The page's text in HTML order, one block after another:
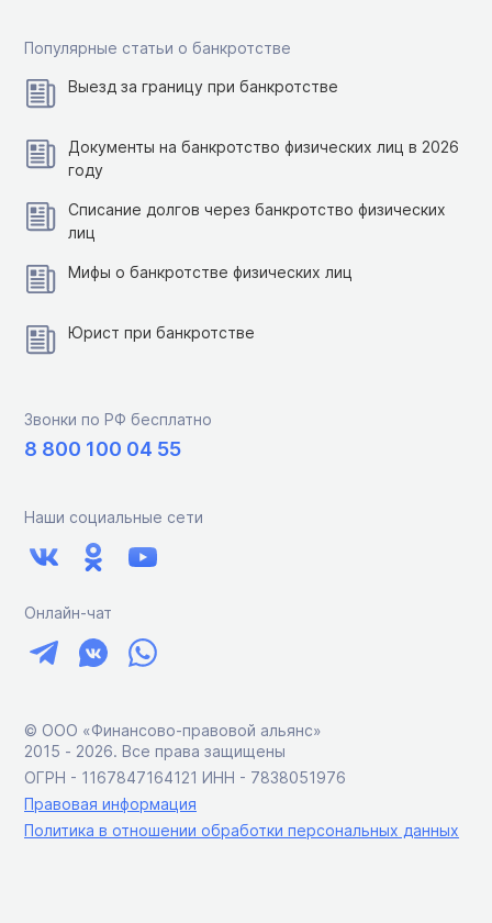
Популярные статьи о банкротстве
Выезд за границу при банкротстве
Документы на банкротство физических лиц в 2026
году
Списание долгов через банкротство физических
лиц
Мифы о банкротстве физических лиц
Юрист при банкротстве
Звонки по РФ бесплатно
8 800 100 04 55
Наши социальные сети
Онлайн-чат
© ООО «Финансово-правовой альянс»
2015 ‑ 2026. Все права защищены
ОГРН - 1167847164121 ИНН - 7838051976
Правовая информация
Политика в отношении обработки персональных данных